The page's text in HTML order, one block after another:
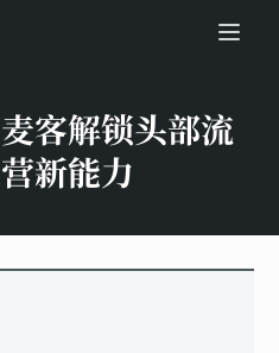
客解锁头部流
新能力